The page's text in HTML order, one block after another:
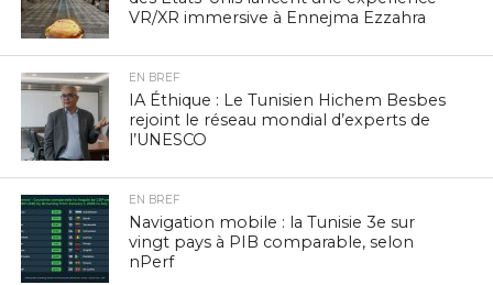
VR/XR immersive à Ennejma Ezzahra
EN BREF
IA Éthique : Le Tunisien Hichem Besbes
rejoint le réseau mondial d’experts de
l’UNESCO
EN BREF
Navigation mobile : la Tunisie 3e sur
vingt pays à PIB comparable, selon
nPerf